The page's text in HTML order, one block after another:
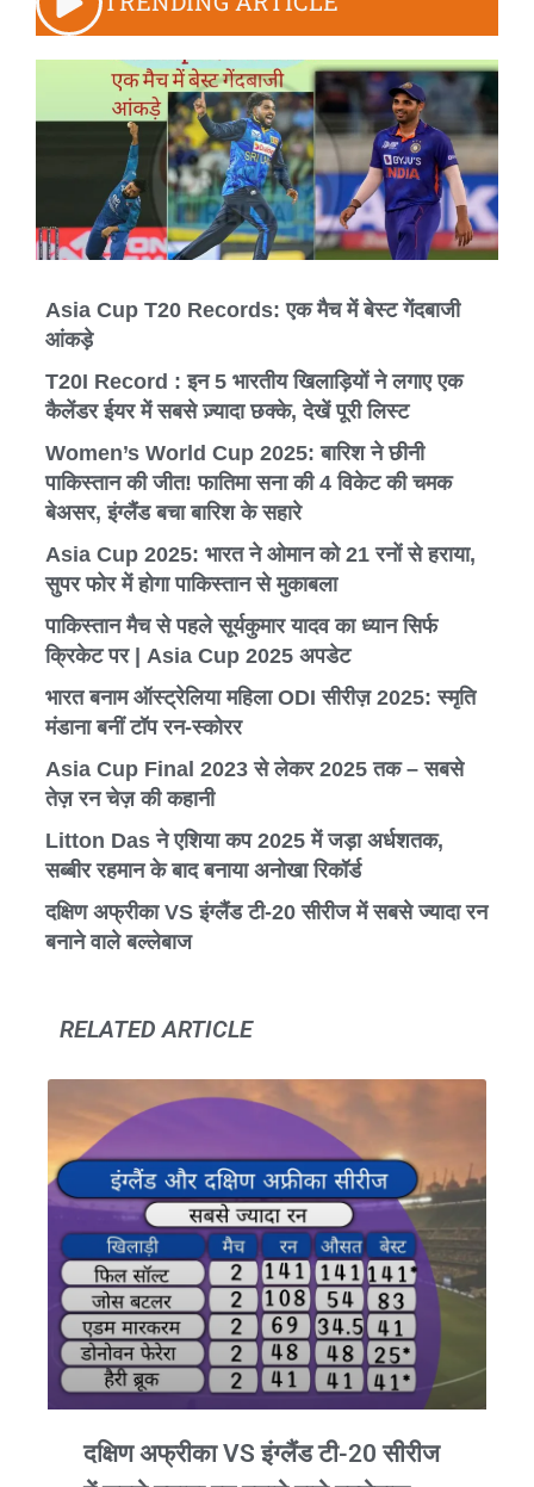
Asia Cup T20 Records: एक मैच में बेस्ट गेंदबाजी
आंकड़े
T20I Record : इन 5 भारतीय खिलाड़ियों ने लगाए एक
कैलेंडर ईयर में सबसे ज़्यादा छक्के, देखें पूरी लिस्ट
Women’s World Cup 2025: बारिश ने छीनी
पाकिस्तान की जीत! फातिमा सना की 4 विकेट की चमक
बेअसर, इंग्लैंड बचा बारिश के सहारे
Asia Cup 2025: भारत ने ओमान को 21 रनों से हराया,
सुपर फोर में होगा पाकिस्तान से मुकाबला
पाकिस्तान मैच से पहले सूर्यकुमार यादव का ध्यान सिर्फ
क्रिकेट पर | Asia Cup 2025 अपडेट
भारत बनाम ऑस्ट्रेलिया महिला ODI सीरीज़ 2025: स्मृति
मंडाना बनीं टॉप रन-स्कोरर
Asia Cup Final 2023 से लेकर 2025 तक – सबसे
तेज़ रन चेज़ की कहानी
Litton Das ने एशिया कप 2025 में जड़ा अर्धशतक,
सब्बीर रहमान के बाद बनाया अनोखा रिकॉर्ड
दक्षिण अफ्रीका VS इंग्लैंड टी-20 सीरीज में सबसे ज्यादा रन
बनाने वाले बल्लेबाज
RELATED ARTICLE
दक्षिण अफ्रीका VS इंग्लैंड टी-20 सीरीज